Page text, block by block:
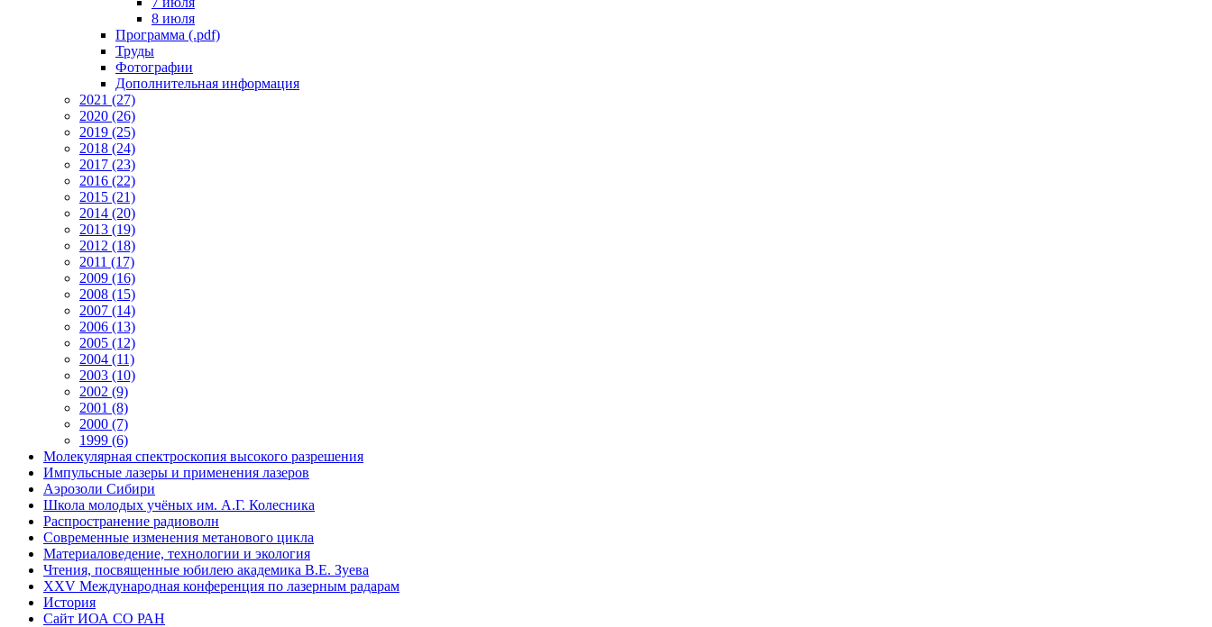
8 июля
Программа (.pdf)
Труды
Фотографии
Дополнительная информация
2021 (27)
2020 (26)
2019 (25)
2018 (24)
2017 (23)
2016 (22)
2015 (21)
2014 (20)
2013 (19)
2012 (18)
2011 (17)
2009 (16)
2008 (15)
2007 (14)
2006 (13)
2005 (12)
2004 (11)
2003 (10)
2002 (9)
2001 (8)
2000 (7)
1999 (6)
Молекулярная спектроскопия высокого разрешения
Импульсные лазеры и применения лазеров
Аэрозоли Сибири
Школа молодых учёных им. А.Г. Колесника
Распространение радиоволн
Современные изменения метанового цикла
Материаловедение, технологии и экология
Чтения, посвященные юбилею академика В.Е. Зуева
XXV Международная конференция по лазерным радарам
История
Сайт ИОА СО РАН